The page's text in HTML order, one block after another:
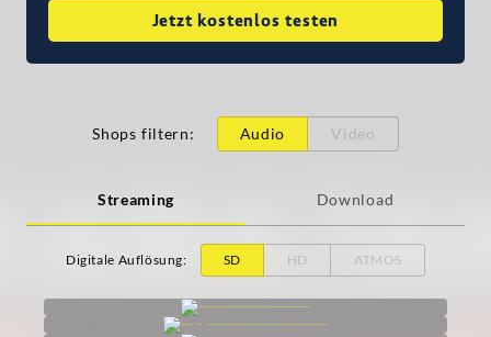
Jetzt kostenlos testen
Shops filtern: Audio Video
Streaming Download
Digitale Auflösung: SD HD ATMOS